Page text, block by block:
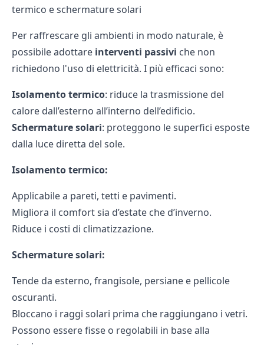
termico e schermature solari
Per raffrescare gli ambienti in modo naturale, è
possibile adottare interventi passivi che non
richiedono l'uso di elettricità. I più efficaci sono:
Isolamento termico: riduce la trasmissione del
calore dall’esterno all’interno dell’edificio.
Schermature solari: proteggono le superfici esposte
dalla luce diretta del sole.
Isolamento termico:
Applicabile a pareti, tetti e pavimenti.
Migliora il comfort sia d’estate che d’inverno.
Riduce i costi di climatizzazione.
Schermature solari:
Tende da esterno, frangisole, persiane e pellicole
oscuranti.
Bloccano i raggi solari prima che raggiungano i vetri.
Possono essere fisse o regolabili in base alla